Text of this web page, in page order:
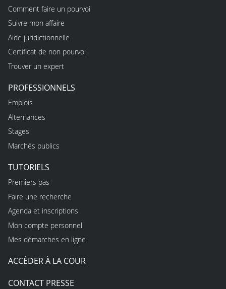
Comment faire un pourvoi
Suivre mon affaire
Aide juridictionnelle
Certificat de non pourvoi
Trouver un expert
PROFESSIONNELS
Emplois
Alternances
Stages
Marchés publics
TUTORIELS
Premiers pas
Faire une recherche
Agenda et inscriptions
Mon compte personnel
Mes démarches en ligne
ACCÉDER À LA COUR
CONTACT PRESSE